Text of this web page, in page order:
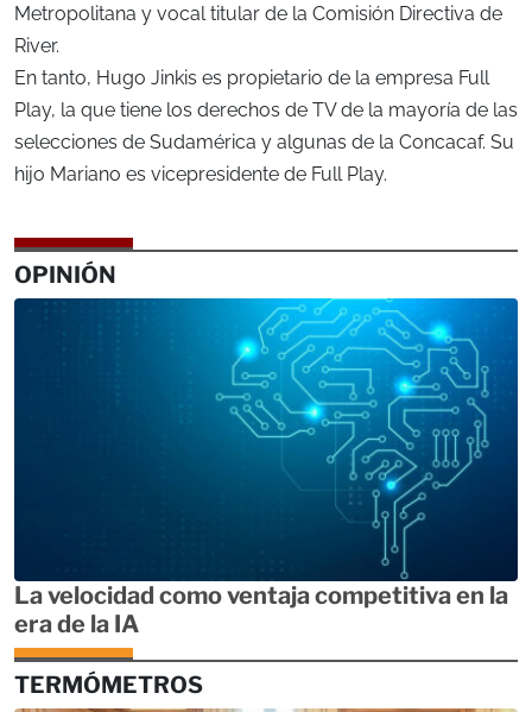
Metropolitana y vocal titular de la Comisión Directiva de
River.
En tanto, Hugo Jinkis es propietario de la empresa Full
Play, la que tiene los derechos de TV de la mayoría de las
selecciones de Sudamérica y algunas de la Concacaf. Su
hijo Mariano es vicepresidente de Full Play.
OPINIÓN
La velocidad como ventaja competitiva en la
era de la IA
TERMÓMETROS